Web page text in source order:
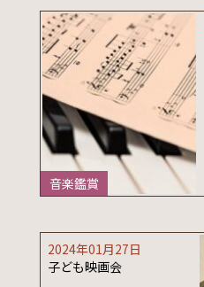
音楽鑑賞
2024年01月27日
子ども映画会